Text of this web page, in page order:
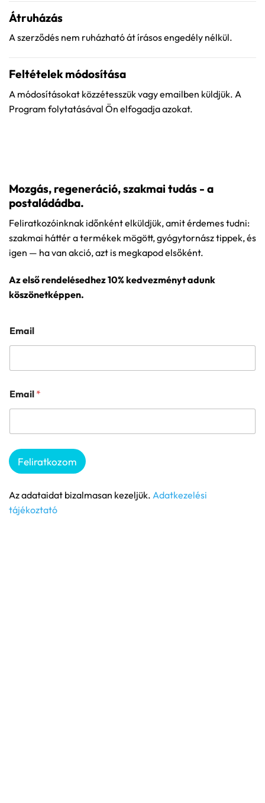
Átruházás
A szerződés nem ruházható át írásos engedély nélkül.
Feltételek módosítása
A módosításokat közzétesszük vagy emailben küldjük. A
Program folytatásával Ön elfogadja azokat.
Mozgás, regeneráció, szakmai tudás - a
postaládádba.
Feliratkozóinknak időnként elküldjük, amit érdemes tudni:
szakmai háttér a termékek mögött, gyógytornász tippek, és
igen — ha van akció, azt is megkapod elsőként.
Az első rendelésedhez 10% kedvezményt adunk
köszönetképpen.
Email
Email *
Feliratkozom
Az adataidat bizalmasan kezeljük. Adatkezelési
tájékoztató